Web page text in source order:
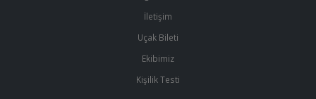
İletişim
Uçak Bileti
Ekibimiz
Kişilik Testi